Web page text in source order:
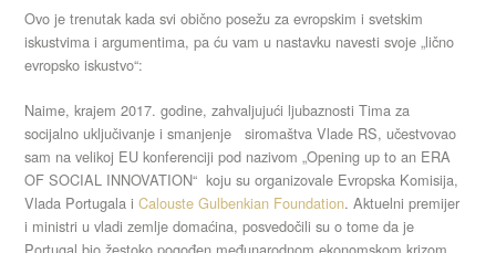
Ovo je trenutak kada svi obično posežu za evropskim i svetskim
iskustvima i argumentima, pa ću vam u nastavku navesti svoje „lično
evropsko iskustvo“:
Naime, krajem 2017. godine, zahvaljujući ljubaznosti Tima za
socijalno uključivanje i smanjenje siromaštva Vlade RS, učestvovao
sam na velikoj EU konferenciji pod nazivom „Opening up to an ERA
OF SOCIAL INNOVATION“ koju su organizovale Evropska Komisija,
Vlada Portugala i Calouste Gulbenkian Foundation. Aktuelni premijer
i ministri u vladi zemlje domaćina, posvedočili su o tome da je